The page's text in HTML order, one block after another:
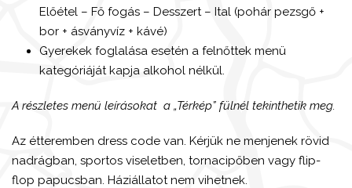
Előétel – Fő fogás – Desszert – Ital (pohár pezsgő +
bor + ásványvíz + kávé)
Gyerekek foglalása esetén a felnőttek menü
kategóriáját kapja alkohol nélkül.
A részletes menü leírásokat a „Térkép” fülnél tekinthetik meg.
Az étteremben dress code van. Kérjük ne menjenek rövid
nadrágban, sportos viseletben, tornacipőben vagy flip-
flop papucsban. Háziállatot nem vihetnek.